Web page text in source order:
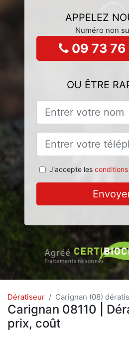
APPELEZ
Numéro non
09 73
OU ÊTRE
J'accepte les conditions
Dératiseur Carignan (08)
Carignan 08110 |
prix, coût